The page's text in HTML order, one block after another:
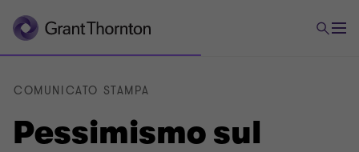
Pessimismo sul
COMUNICATO STAMPA